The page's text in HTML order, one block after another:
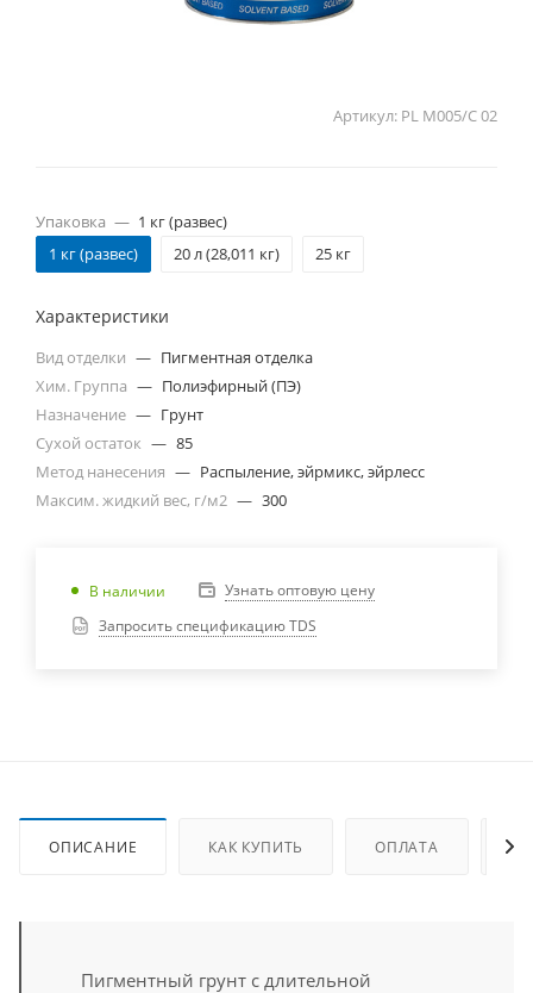
Артикул: PL M005/C 02
Упаковка — 1 кг (развес)
1 кг (развес)
20 л (28,011 кг) 25 кг
Характеристики
Вид отделки — Пигментная отделка
Хим. Группа — Полиэфирный (ПЭ)
Назначение — Грунт
Сухой остаток — 85
Метод нанесения — Распыление, эйрмикс, эйрлесс
Максим. жидкий вес, г/м2 — 300
В наличии
Узнать оптовую цену
Запросить спецификацию TDS
ОПИСАНИЕ КАК КУПИТЬ ОПЛАТА
Пигментный грунт с длительной